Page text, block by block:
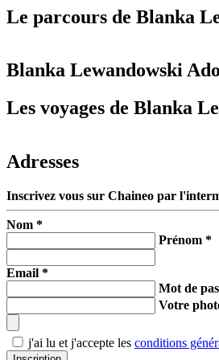
Le parcours de Blanka
Blanka Lewandowski
Les voyages de Blanka
Adresses
Inscrivez vous sur Chaineo par
Nom *
Prénom *
Email *
Mot de
Votre
j'ai lu et j'accepte les conditions